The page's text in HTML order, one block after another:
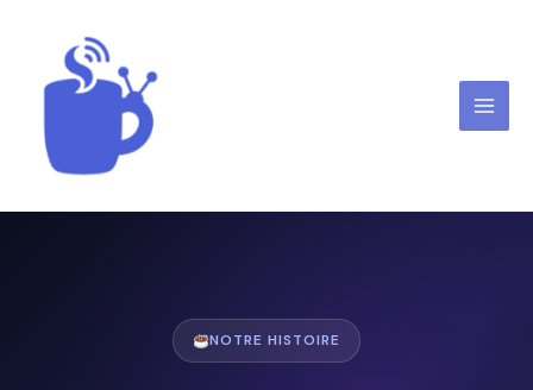
contenu
NOTRE HISTOIRE